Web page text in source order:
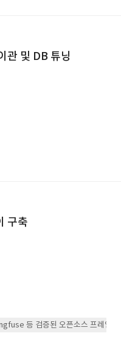
관 및 DB 튜닝
구축
등 검증된 오픈소스 프레임워